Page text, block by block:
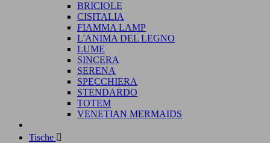
BRICIOLE
CISITALIA
FIAMMA LAMP
L'ANIMA DEL LEGNO
LUME
SINCERA
SERENA
SPECCHIERA
STENDARDO
TOTEM
VENETIAN MERMAIDS
Tische 